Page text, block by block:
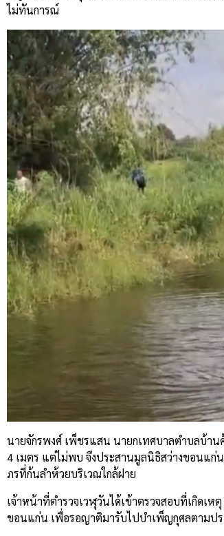
ไม่ทันการณ์
นายจักรพงศ์ เพ็ชรแสน นายกเทศบาลตำบลบ้า
4 เมตร แต่ไม่พบ จึงประสานมูลนิธิสว่างขอนแก่
ภรที่ก้นลำห้วยบริเวณใกล้ฝาย
เจ้าหน้าที่ตำรวจเวฬุวันได้เข้าตรวจสอบที่เกิดเ
ขอนแก่น เพื่อรอญาติมารับไปบำเพ็ญกุศลตามป